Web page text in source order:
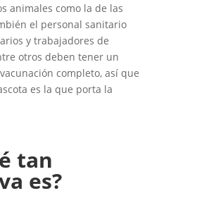
animales como la de las
el personal sanitario
y trabajadores de
otros deben tener un
completo, así que
es la que porta la
tan
es?